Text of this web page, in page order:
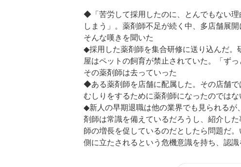
◆「苦労して採用したのに、とんでもない
しまう」。薬剤師不足が続く中、多店舗展
そんな嘆きを聞いた
◆採用した薬剤師を集合研修に送り込んだ
屋はペットの飼育が禁止されていた。「ず
その薬剤師は去っていった
◆ある薬剤師を店舗に配属した。その店舗
むしりをするために薬剤師になったのでは
◆新人の早期退職は他の業界でも見られる
剤師は常識を備えているだろうし、紹介し
師の増長を促しているのだとしたら問題だ
側に立たされるという危機意識を持ち、認識